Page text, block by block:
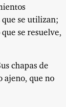
se utilizan;
se resuelve,
chapas de
ajeno, que no